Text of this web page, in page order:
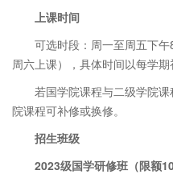
上课时间
可选时段：周一至周五下
周六上课），具体时间以每学期
若国学院课程与二级学院
院课程可补修或换修。
招生班级
2023级国学研修班（限额